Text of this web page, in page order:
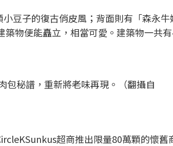
豆子的復古俏皮風；背面則有「森永牛
物便能矗立，相當可愛。建築物一共有
包秘譜，重新將老味再現。（翻攝自
超商推出限量80萬顆的懷舊